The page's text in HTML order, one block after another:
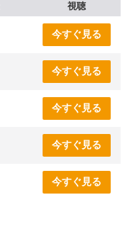
視聴
今すぐ見る
今すぐ見る
今すぐ見る
今すぐ見る
今すぐ見る